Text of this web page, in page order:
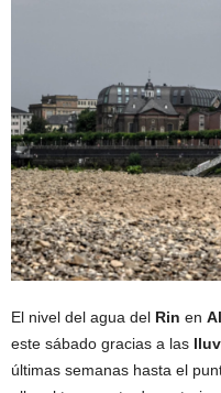
El nivel del agua del Rin en
este sábado gracias a las
últimas semanas hasta el